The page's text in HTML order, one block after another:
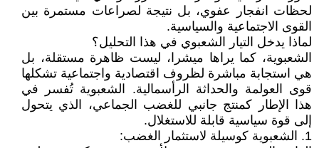
لحظات انفجار عفوي، بل نتيجة لصراعات مستمرة بين
القوى الاجتماعية والسياسية.
لماذا يدخل التيار الشعبوي في هذا التحليل؟
الشعبوية، كما يراها ميشرا، ليست ظاهرة مستقلة، بل
هي استجابة مباشرة لظروف اقتصادية واجتماعية تشكلها
قوى العولمة والحداثة الرأسمالية. الشعبوية تُفسر في
هذا الإطار كمنتج جانبي للغضب الجماعي، الذي يتحول
إلى قوة سياسية قابلة للاستغلال.
1. الشعبوية كوسيلة لاستثمار الغضب: